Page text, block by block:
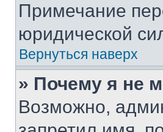
Примечание
юридической
Вернуться наверх
» Почему я не
Возможно,